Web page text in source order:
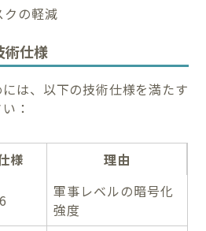
クの軽減
術仕様
は、以下の技術仕様を満たす
：
様
理由
軍事レベルの暗号化
強度